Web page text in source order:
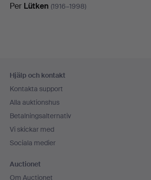
Per Lütken (1916–1998)
Hjälp och kontakt
Kontakta support
Alla auktionshus
Betalningsalternativ
Vi skickar med
Sociala medier
Auctionet
Om Auctionet